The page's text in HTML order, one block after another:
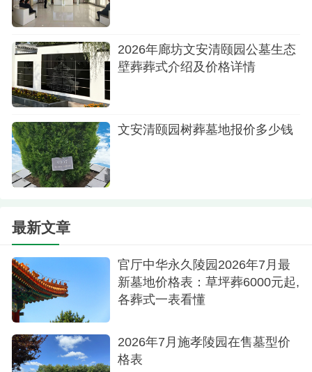
5.颐安园(3)立碑75800元、83800元、91800元
6.庭院式(1)几十万
清颐园公墓提供了多种不同类型的墓地，包括
豪华墓、普通墓、单人墓、双人墓等，价格从几万
元到十几万元不等。这样的价格相对于其他墓地来
说，显得非常实惠，并且具有很高的性价比。
除了性价比之外，廊坊清颐园公墓还有其他的
风景和浓厚的文化氛围，非常适合安葬逝者。此
外，公墓的管理和服务也非常完善，可以保证逝者
的墓地得到妥善的管理和维护。
廊坊清颐园公墓是一处非常不错的选择。它具
有高性价比、合理的墓地价格、良好的服务和管理
水平等优点。如果想要选择一个优质的墓地，那么
廊坊清颐园公墓将是一个非常好的选择。更多咨询
2026年廊坊文安清颐园公墓生态
壁葬葬式介绍及价格详情
文安清颐园树葬墓地报价多少钱
最新文章
官厅中华永久陵园2026年7月最
新墓地价格表：草坪葬6000元起,
各葬式一表看懂
2026年7月施孝陵园在售墓型价
格表